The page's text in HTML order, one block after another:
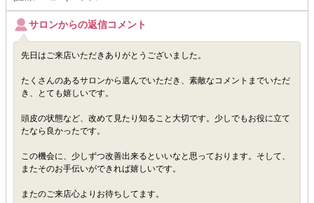
サロンからの返信コメント
先日はご来店いただきありがとうございました。
たくさんのあるサロンから選んでいただき、素敵なコメントまでいただ
き、とても嬉しいです。
頭皮の状態など、改めて見たり知ること大切です。少しでもお役に立て
たなら良かったです。
この機会に、少しずつ改善出来るといいなと思っております。そして、
またそのお手伝いができれば嬉しいです。
またのご来店心よりお待ちしてます。